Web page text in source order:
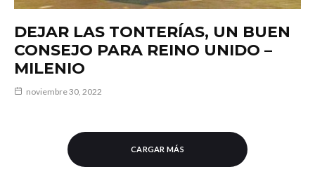
DEJAR LAS TONTERÍAS, UN BUEN
CONSEJO PARA REINO UNIDO –
MILENIO
noviembre 30, 2022
CARGAR MÁS